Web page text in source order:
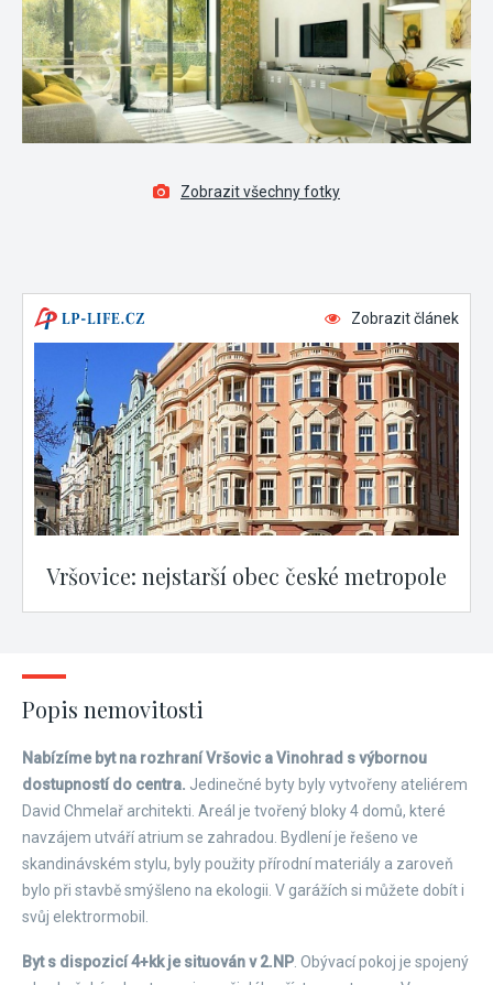
Zobrazit všechny fotky
Zobrazit článek
Vršovice: nejstarší obec české metropole
Popis nemovitosti
Nabízíme byt na rozhraní Vršovic a Vinohrad s výbornou
dostupností do centra. Jedinečné byty byly vytvořeny ateliérem
David Chmelař architekti. Areál je tvořený bloky 4 domů, které
navzájem utváří atrium se zahradou. Bydlení je řešeno ve
skandinávském stylu, byly použity přírodní materiály a zaroveň
bylo při stavbě smýšleno na ekologii. V garážích si můžete dobít i
svůj elektrormobil.
Byt s dispozicí 4+kk je situován v 2.NP . Obývací pokoj je spojený